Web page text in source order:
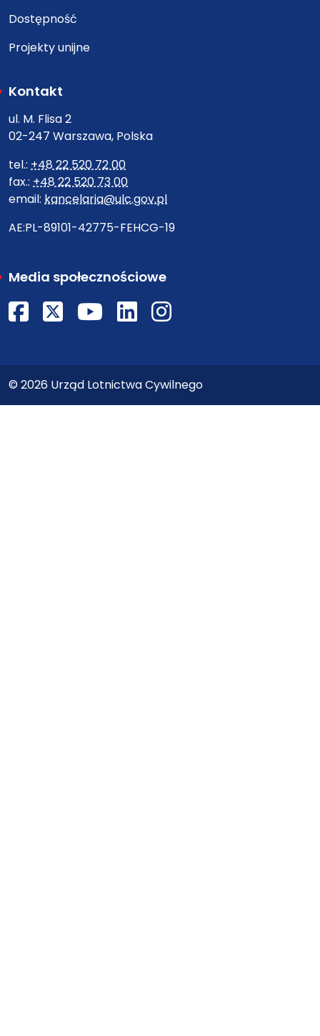
Dostępność
Projekty unijne
Kontakt
ul. M. Flisa 2
02-247 Warszawa, Polska
tel.: +48 22 520 72 00
fax.: +48 22 520 73 00
email: kancelaria@ulc.gov.pl
AE:PL-89101-42775-FEHCG-19
Media społecznościowe
Facebook
X YoutubeLinkedInInstagram
© 2026 Urząd Lotnictwa Cywilnego